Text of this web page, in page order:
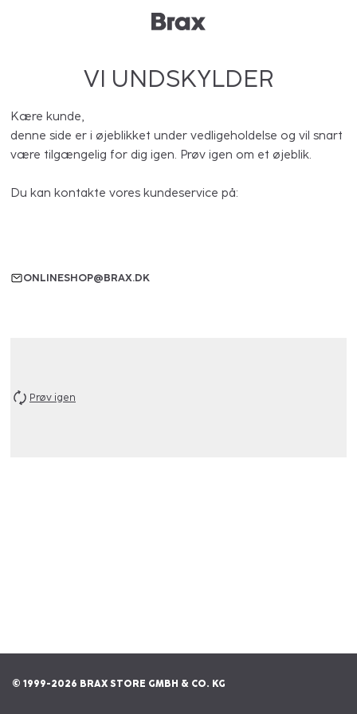
VI UNDSKYLDER
Kære kunde,
denne side er i øjeblikket under vedligeholdelse og vil snart
være tilgængelig for dig igen. Prøv igen om et øjeblik.
Du kan kontakte vores kundeservice på:
ONLINESHOP@BRAX.DK
Prøv igen
© 1999-2026 BRAX STORE GMBH & CO. KG